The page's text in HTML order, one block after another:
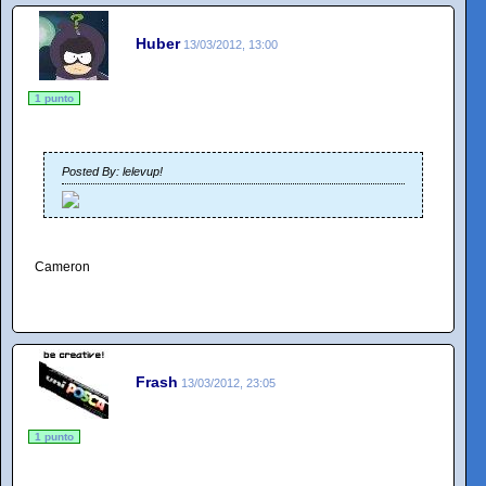
Huber 13/03/2012, 13:00
1 punto
Posted By: lelevup!
Cameron
Frash 13/03/2012, 23:05
1 punto